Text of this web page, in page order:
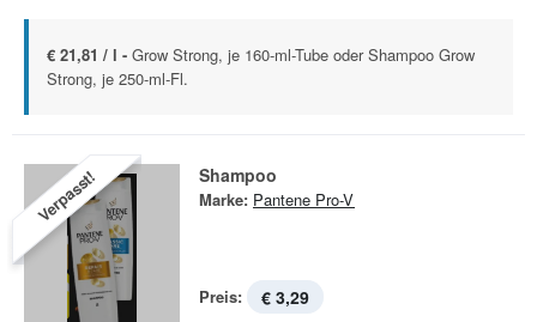
€ 21,81 / l - Grow Strong, je 160-ml-Tube oder Shampoo Grow
Strong, je 250-ml-Fl.
Verpasst! Shampoo
Marke: Pantene Pro-V
Preis: € 3,29